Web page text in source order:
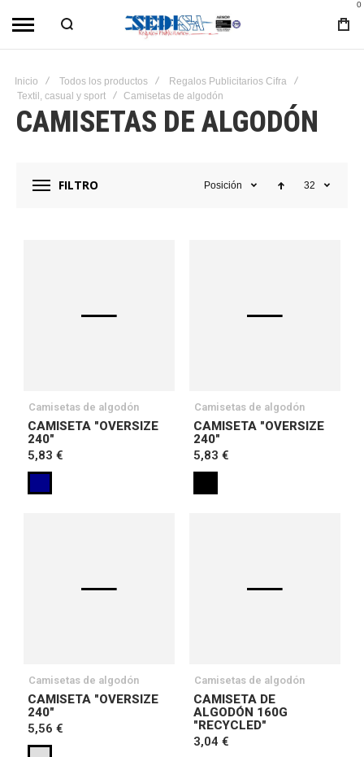
0
Inicio Todos los productos
Regalos Publicitarios Cifra
Textil, casual y sport
Camisetas de algodón
CAMISETAS DE ALGODÓN
FILTRO Posición 32
Camisetas de algodón
CAMISETA "OVERSIZE
240"
5,83 €
Camisetas de algodón
CAMISETA "OVERSIZE
240"
5,83 €
Camisetas de algodón
CAMISETA "OVERSIZE
240"
5,56 €
Camisetas de algodón
CAMISETA DE
ALGODÓN 160G
"RECYCLED"
3,04 €